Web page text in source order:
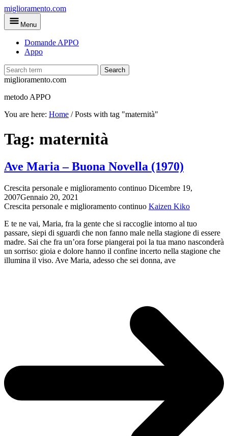
Skip
to
main
miglioramento.com
Menu
Domande APPO
Appo
Search
miglioramento.com
metodo APPO
You are here: Home /Posts with tag "maternità"
Tag: maternità
Ave Maria – Buona Novella (1970)
Crescita personale e miglioramento continuo Dicembre 19,
2007Gennaio 20, 2021
Crescita personale e miglioramento continuo Kaizen Kiko
E te ne vai, Maria, fra la gente che si raccoglie intorno al tuo
passare, siepi di sguardi che non fanno male nella stagione di essere
madre. Sai che fra un’ora forse piangerai poi la tua mano nasconderà
un sorriso: gioia e dolore hanno il confine incerto nella stagione che
illumina il viso. Ave Maria, adesso che sei donna, ave